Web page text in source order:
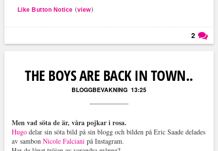
Like Button Notice (view)
2
THE BOYS ARE BACK IN TOWN..
BLOGGBEVAKNING 13:25
Men vad söta de är, våra pojkar i rosa.
Hugo delar sin söta bild på sin blogg och bilden på Eric Saade delades
av sambon Nicole Falcianipå Instagram.